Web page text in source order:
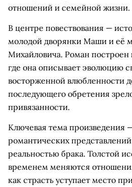
отношений и семейной жизни.
В центре повествования —
молодой дворянки Маши и её
Михайловича. Роман построен
где она описывает эволюцию
восторженной влюбленности
последующего обретения
привязанности.
Ключевая тема произведения
романтических
реальностью брака. Толстой
временем меняются
как страсть уступает место